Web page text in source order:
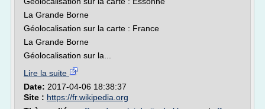
La Grande Borne
Géolocalisation sur la carte : France
La Grande Borne
Géolocalisation sur la...
Lire la suite
Date: 2017-04-06 18:38:37
Site : https://fr.wikipedia.org